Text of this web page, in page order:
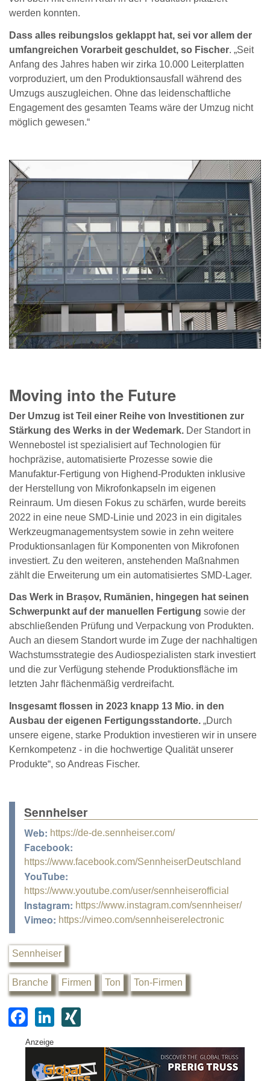
werden konnten.
Dass alles reibungslos geklappt hat, sei vor allem der
umfangreichen Vorarbeit geschuldet, so Fischer. „Seit
Anfang des Jahres haben wir zirka 10.000 Leiterplatten
vorproduziert, um den Produktionsausfall während des
Umzugs auszugleichen. Ohne das leidenschaftliche
Engagement des gesamten Teams wäre der Umzug nicht
möglich gewesen.“
Moving into the Future
Der Umzug ist Teil einer Reihe von Investitionen zur
Stärkung des Werks in der Wedemark. Der Standort in
Wennebostel ist spezialisiert auf Technologien für
hochpräzise, automatisierte Prozesse sowie die
Manufaktur-Fertigung von Highend-Produkten inklusive
der Herstellung von Mikrofonkapseln im eigenen
Reinraum. Um diesen Fokus zu schärfen, wurde bereits
2022 in eine neue SMD-Linie und 2023 in ein digitales
Werkzeugmanagementsystem sowie in zehn weitere
Produktionsanlagen für Komponenten von Mikrofonen
investiert. Zu den weiteren, anstehenden Maßnahmen
zählt die Erweiterung um ein automatisiertes SMD-Lager.
Das Werk in Brașov, Rumänien, hingegen hat seinen
Schwerpunkt auf der manuellen Fertigung sowie der
abschließenden Prüfung und Verpackung von Produkten.
Auch an diesem Standort wurde im Zuge der nachhaltigen
Wachstumsstrategie des Audiospezialisten stark investiert
und die zur Verfügung stehende Produktionsfläche im
letzten Jahr flächenmäßig verdreifacht.
Insgesamt flossen in 2023 knapp 13 Mio. in den
Ausbau der eigenen Fertigungsstandorte. „Durch
unsere eigene, starke Produktion investieren wir in unsere
Kernkompetenz - in die hochwertige Qualität unserer
Produkte“, so Andreas Fischer.
Sennheiser
Web: https://de-de.sennheiser.com/
Facebook:
https://www.facebook.com/SennheiserDeutschland
YouTube:
https://www.youtube.com/user/sennheiserofficial
Instagram: https://www.instagram.com/sennheiser/
Vimeo: https://vimeo.com/sennheiserelectronic
Sennheiser
Branche Firmen Ton Ton-Firmen
F
a
c
e
Li
k
e
G
Anzeige